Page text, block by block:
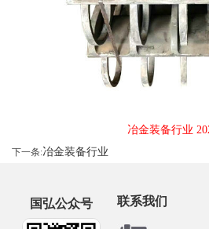
冶金装备行业
下一条:冶金装备行业
国弘公众号 联系我们